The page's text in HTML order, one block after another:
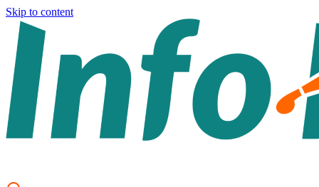
Skip to content